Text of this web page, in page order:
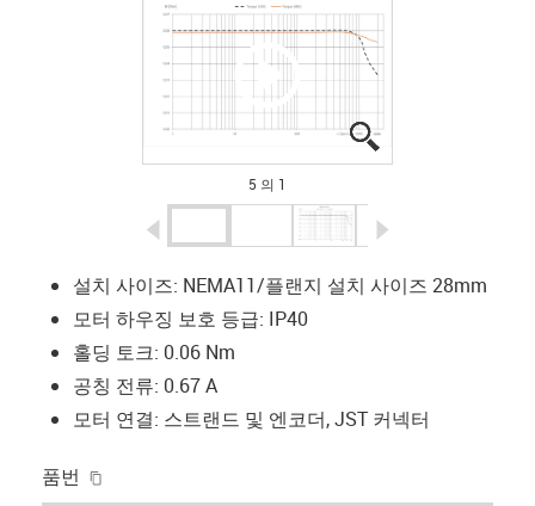
igus-icon-lupe
igus-icon-lupe
igus-icon-lupe
igus-icon-lupe
igus-icon-lupe
5 의 1
설치 사이즈: NEMA11/플랜지 설치 사이즈 28mm
모터 하우징 보호 등급: IP40
홀딩 토크: 0.06 Nm
공칭 전류: 0.67 A
모터 연결: 스트랜드 및 엔코더, JST 커넥터
품번